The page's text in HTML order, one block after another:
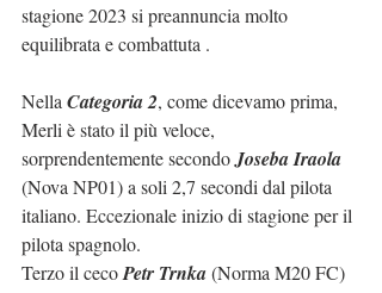
stagione 2023 si preannuncia molto
equilibrata e combattuta .
Nella Categoria 2, come dicevamo prima,
Merli è stato il più veloce,
sorprendentemente secondo Joseba Iraola
(Nova NP01) a soli 2,7 secondi dal pilota
italiano. Eccezionale inizio di stagione per il
pilota spagnolo.
Terzo il ceco Petr Trnka (Norma M20 FC)